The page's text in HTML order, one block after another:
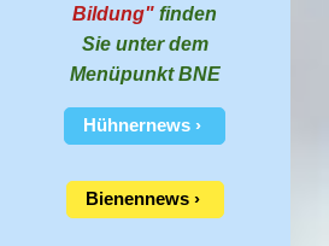
Bildung" finden
Sie unter dem
Menüpunkt BNE
Hühnernews
Bienennews